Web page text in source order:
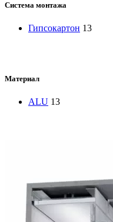
Система монтажа
Гипсокартон 13
Материал
ALU 13